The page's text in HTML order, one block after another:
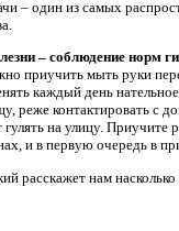
– один из самых
– соблюдение норм
приучить мыть руки
каждый день
реже контактировать с
на улицу. Приучите
и в первую очередь в
расскажет нам